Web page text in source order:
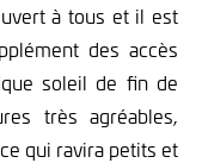
à tous et il est
des accès
soleil de fin de
très agréables,
qui ravira petits et